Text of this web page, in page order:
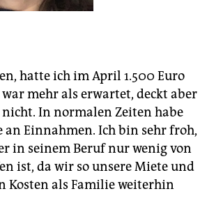
hatte ich im April 1.500 Euro
mehr als erwartet, deckt aber
In normalen Zeiten habe
an Einnahmen. Ich bin sehr froh,
in seinem Beruf nur wenig von
ist, da wir so unsere Miete und
Kosten als Familie weiterhin